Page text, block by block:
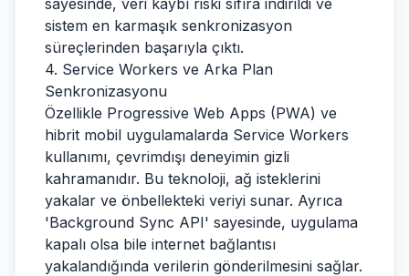
sayesinde, veri kaybı riski sıfıra indirildi ve
sistem en karmaşık senkronizasyon
süreçlerinden başarıyla çıktı.
4. Service Workers ve Arka Plan
Senkronizasyonu
Özellikle Progressive Web Apps (PWA) ve
hibrit mobil uygulamalarda Service Workers
kullanımı, çevrimdışı deneyimin gizli
kahramanıdır. Bu teknoloji, ağ isteklerini
yakalar ve önbellekteki veriyi sunar. Ayrıca
'Background Sync API' sayesinde, uygulama
kapalı olsa bile internet bağlantısı
yakalandığında verilerin gönderilmesini sağlar.